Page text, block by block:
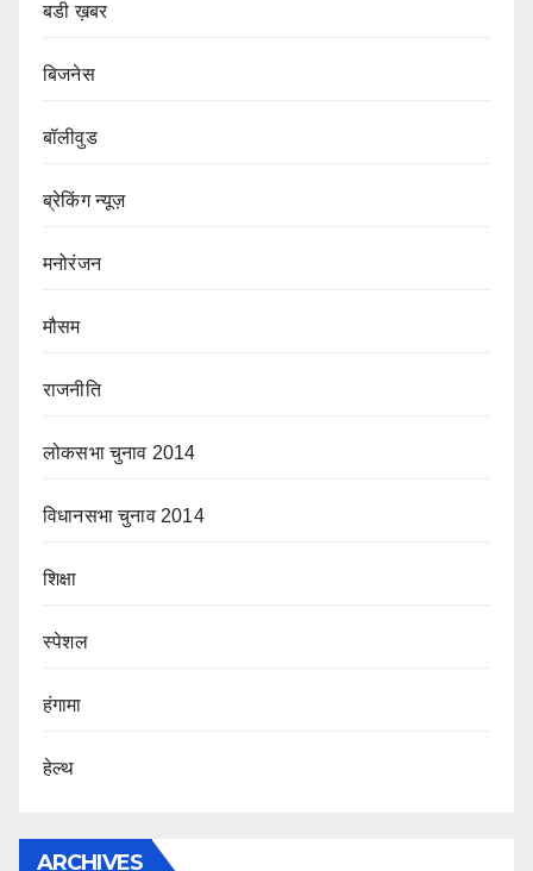
बडी ख़बर
बिजनेस
बॉलीवुड
ब्रेकिंग न्यूज़
मनोरंजन
मौसम
राजनीति
लोकसभा चुनाव 2014
विधानसभा चुनाव 2014
शिक्षा
स्पेशल
हंगामा
हेल्थ
ARCHIVES